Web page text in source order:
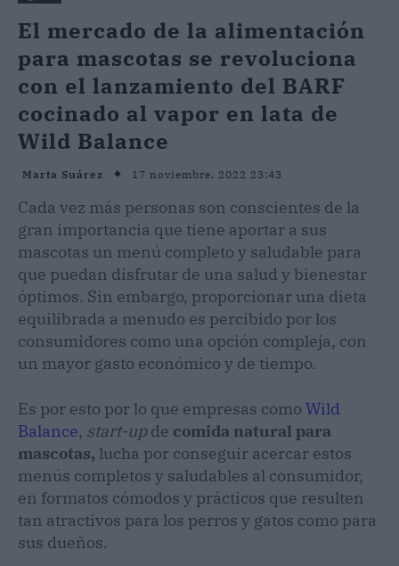
El mercado de la alimentación
para mascotas se revoluciona
con el lanzamiento del BARF
cocinado al vapor en lata de
Wild Balance
Marta Suárez 17 noviembre, 2022 23:43
Cada vez más personas son conscientes de la
gran importancia que tiene aportar a sus
mascotas un menú completo y saludable para
que puedan disfrutar de una salud y bienestar
óptimos. Sin embargo, proporcionar una dieta
equilibrada a menudo es percibido por los
consumidores como una opción compleja, con
un mayor gasto económico y de tiempo.
Es por esto por lo que empresas como Wild
Balance, start-upde comida natural para
mascotas, lucha por conseguir acercar estos
menús completos y saludables al consumidor,
en formatos cómodos y prácticos que resulten
tan atractivos para los perros y gatos como para
sus dueños.